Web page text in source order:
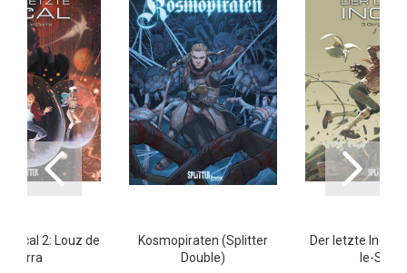
Incal 2: Louz de
Garra
Kosmopiraten (Splitter
Double)
Der letzte Incal
le-Sale